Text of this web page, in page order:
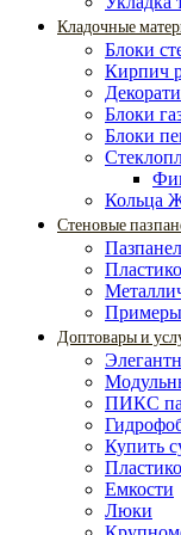
Кладочные
Блоки
Кирпич
Блоки
Блоки
Кольца
Стеновые
Примеры
Доптовары и
ПИКС
Купить
Емкости
Люки